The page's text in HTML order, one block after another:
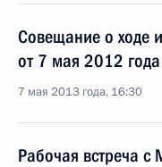
Совещание о ходе
от 7 мая 2012 года
7 мая 2013 года, 16:30
Рабочая встреча с